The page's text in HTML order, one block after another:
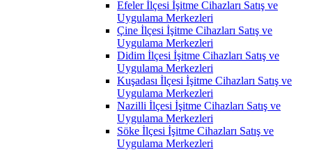
Efeler İlçesi İşitme Cihazları Satış ve
Uygulama Merkezleri
Çine İlçesi İşitme Cihazları Satış ve
Uygulama Merkezleri
Didim İlçesi İşitme Cihazları Satış ve
Uygulama Merkezleri
Kuşadası İlçesi İşitme Cihazları Satış ve
Uygulama Merkezleri
Nazilli İlçesi İşitme Cihazları Satış ve
Uygulama Merkezleri
Söke İlçesi İşitme Cihazları Satış ve
Uygulama Merkezleri